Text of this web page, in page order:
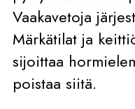
Vaakavetoja
Märkätilat ja
sijoittaa
poistaa siitä.